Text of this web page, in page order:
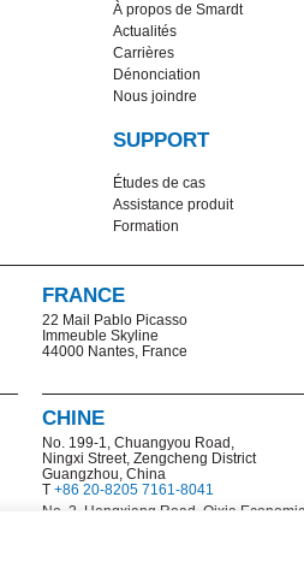
À propos de Smardt
Actualités
Carrières
Dénonciation
Nous joindre
SUPPORT
Études de cas
Assistance produit
Formation
FRANCE
22 Mail Pablo Picasso
Immeuble Skyline
44000 Nantes, France
CHINE
No. 199-1, Chuangyou Road,
Ningxi Street, Zengcheng District
Guangzhou, China
T +86 20-8205 7161-8041
No. 2, Hengxiang Road, Qixia Economic